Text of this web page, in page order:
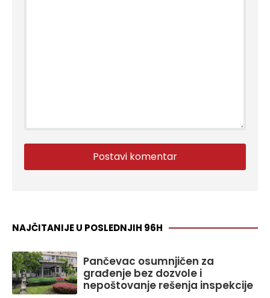
NAJČITANIJE U POSLEDNJIH 96H
Pančevac osumnjičen za
građenje bez dozvole i
nepoštovanje rešenja inspekcije